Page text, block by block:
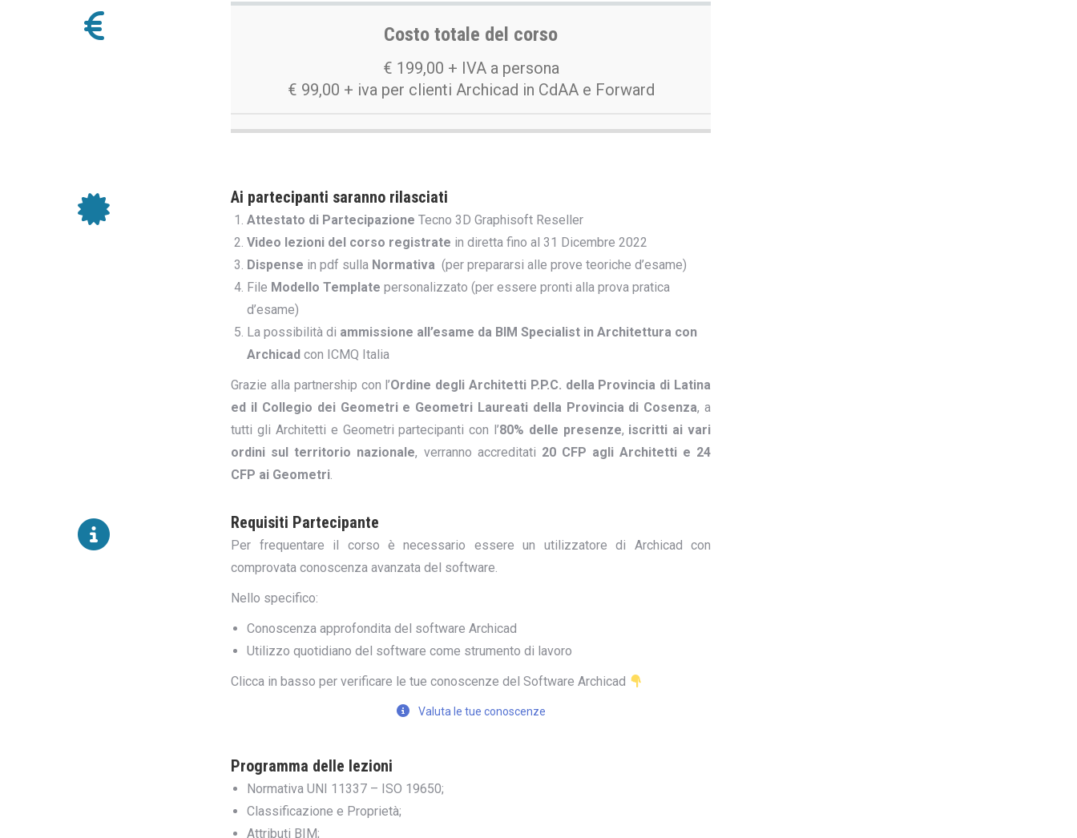
Costo totale del corso
€ 199,00 + IVA a persona
€ 99,00 + iva per clienti Archicad in CdAA e Forward
Ai partecipanti saranno rilasciati
Attestato di Partecipazione Tecno 3D Graphisoft Reseller
Video lezioni del corso registrate in diretta fino al 31 Dicembre 2022
Dispense in pdf sulla Normativa(per prepararsi alle prove teoriche d’esame)
File Modello Template personalizzato (per essere pronti alla prova pratica
d’esame)
La possibilità di ammissione all’esame da BIM Specialist in Architettura con
Archicad con ICMQ Italia
Grazie alla partnership con l’Ordine degli Architetti P.P.C. della Provincia di Latina
ed il Collegio dei Geometri e Geometri Laureati della Provincia di Cosenza, a
tutti gli Architetti e Geometri partecipanti con l’80% delle presenze, iscritti ai vari
ordini sul territorio nazionale, verranno accreditati 20 CFP agli Architetti e 24
CFP ai Geometri.
Requisiti Partecipante
Per frequentare il corso è necessario essere un utilizzatore di Archicad con
comprovata conoscenza avanzata del software.
Nello specifico:
Conoscenza approfondita del software Archicad
Utilizzo quotidiano del software come strumento di lavoro
Clicca in basso per verificare le tue conoscenze del Software Archicad
Valuta le tue conoscenze
Programma delle lezioni
Normativa UNI 11337 – ISO 19650;
Classificazione e Proprietà;
Attributi BIM;